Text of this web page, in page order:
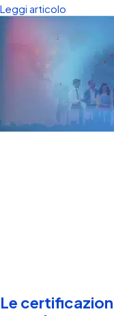
Leggi articolo
Le